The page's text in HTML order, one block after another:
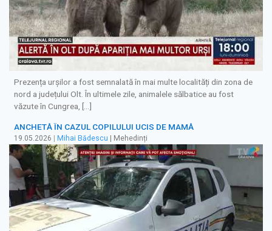
Prezența urșilor a fost semnalată în mai multe localități din zona de
nord a județului Olt. În ultimele zile, animalele sălbatice au fost
văzute în Cungrea, […]
ANCHETĂ ÎN CAZUL COPILULUI UCIS DE MAMĂ
19.05.2026 Mihai Bădescu | Mehedinți